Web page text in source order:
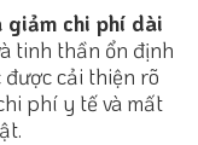
giảm chi phí dài
tinh thần ổn định
cải thiện rõ
phí y tế và mất